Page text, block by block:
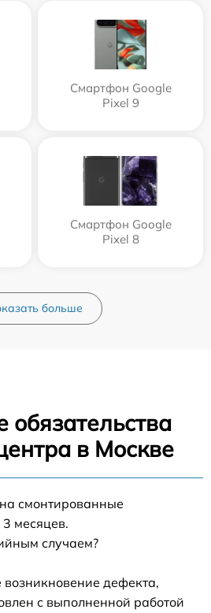
Смартфон Google
Pixel 9
Смартфон Google
Pixel 8
больше
обязательства
в Москве
смонтированные
месяцев.
случаем?
дефекта,
с выполненной работой